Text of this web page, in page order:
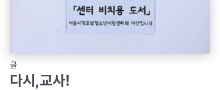
글
다시,교사!